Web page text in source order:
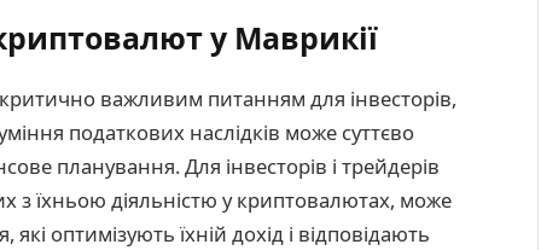
у Маврикії
важливим питанням для інвесторів,
податкових наслідків може суттєво
планування. Для інвесторів і трейдерів
з їхньою діяльністю у криптовалютах, може
оптимізують їхній дохід і відповідають